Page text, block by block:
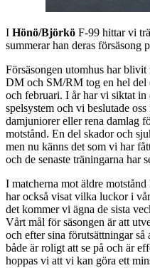
I Hönö/Björkö F-99 hittar vi
summerar han deras försäsong
Försäsongen utomhus har
DM och SM/RM tog en hel del
och februari. I år har vi siktat in
spelsystem och vi beslutade
damjuniorer eller rena damlag
motstånd. En del skador och
men nu känns det som vi har
och de senaste träningarna har
I matcherna mot äldre
har också visat vilka luckor i
det kommer vi ägna de sista
Vårt mål för säsongen är att
och efter sina förutsättningar
både är roligt att se på och är
hoppas vi att vi kan göra ett